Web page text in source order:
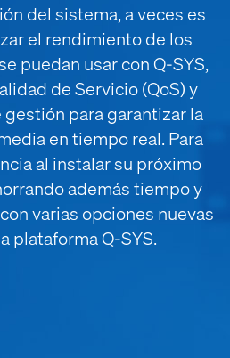
del sistema, a veces es
el rendimiento de los
puedan usar con Q-SYS,
de Servicio (QoS) y
para garantizar la
en tiempo real. Para
al instalar su próximo
además tiempo y
varias opciones nuevas
plataforma Q-SYS.